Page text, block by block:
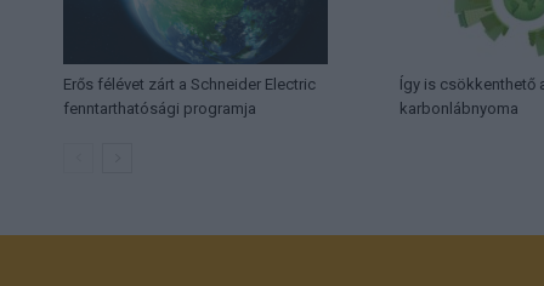
Erős félévet zárt a Schneider Electric
fenntarthatósági programja
Így is csökkenthető
karbonlábnyoma